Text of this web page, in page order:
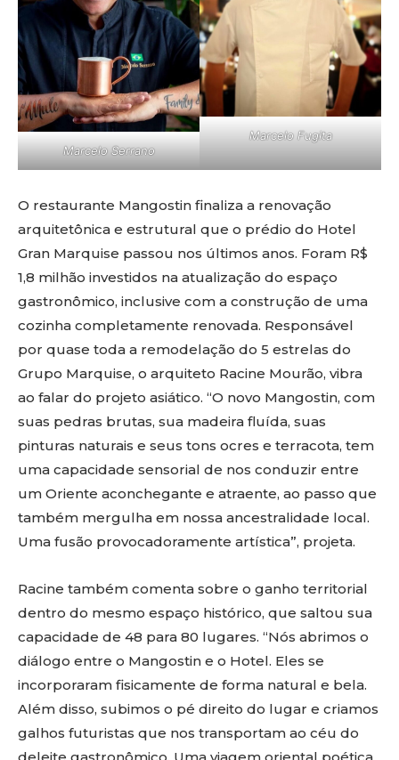
Marcelo Serrano
Marcelo Fugita
O restaurante Mangostin finaliza a renovação
arquitetônica e estrutural que o prédio do Hotel
Gran Marquise passou nos últimos anos. Foram R$
1,8 milhão investidos na atualização do espaço
gastronômico, inclusive com a construção de uma
cozinha completamente renovada. Responsável
por quase toda a remodelação do 5 estrelas do
Grupo Marquise, o arquiteto Racine Mourão, vibra
ao falar do projeto asiático. “O novo Mangostin, com
suas pedras brutas, sua madeira fluída, suas
pinturas naturais e seus tons ocres e terracota, tem
uma capacidade sensorial de nos conduzir entre
um Oriente aconchegante e atraente, ao passo que
também mergulha em nossa ancestralidade local.
Uma fusão provocadoramente artística”, projeta.
Racine também comenta sobre o ganho territorial
dentro do mesmo espaço histórico, que saltou sua
capacidade de 48 para 80 lugares. “Nós abrimos o
diálogo entre o Mangostin e o Hotel. Eles se
incorporaram fisicamente de forma natural e bela.
Além disso, subimos o pé direito do lugar e criamos
galhos futuristas que nos transportam ao céu do